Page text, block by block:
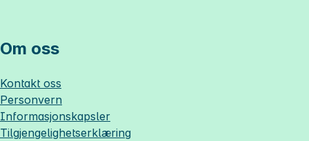
Om oss
Kontakt oss
Personvern
Informasjonskapsler
Tilgjengelighetserklæring